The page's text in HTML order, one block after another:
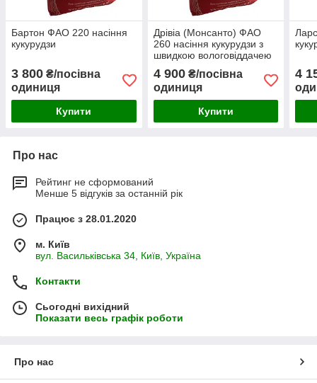
Бартон ФАО 220 насіння
кукурудзи
3 800 ₴/посівна
одиниця
Купити
Дрівіа (Монсанто) ФАО
260 насіння кукурудзи з
швидкою вологовіддачею
4 900₴/посівна
одиниця
Купити
4
Про нас
Рейтинг не сформований
Менше 5 відгуків за останній рік
Працює з 28.01.2020
м. Київ
вул. Васильківська 34, Київ, Україна
Контакти
Сьогодні вихідний
Показати весь графік роботи
Про нас